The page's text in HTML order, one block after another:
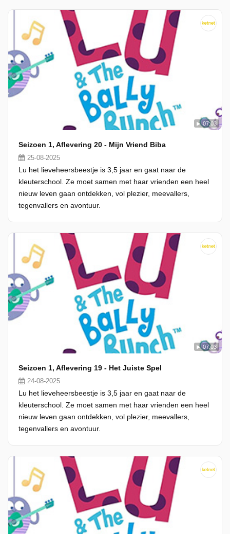
07:03
Seizoen 1, Aflevering 20 - Mijn Vriend Biba
25-08-2025
Lu het lieveheersbeestje is 3,5 jaar en gaat naar de
kleuterschool. Ze moet samen met haar vrienden een heel
nieuw leven gaan ontdekken, vol plezier, meevallers,
tegenvallers en avontuur.
07:03
Seizoen 1, Aflevering 19 - Het Juiste Spel
24-08-2025
Lu het lieveheersbeestje is 3,5 jaar en gaat naar de
kleuterschool. Ze moet samen met haar vrienden een heel
nieuw leven gaan ontdekken, vol plezier, meevallers,
tegenvallers en avontuur.